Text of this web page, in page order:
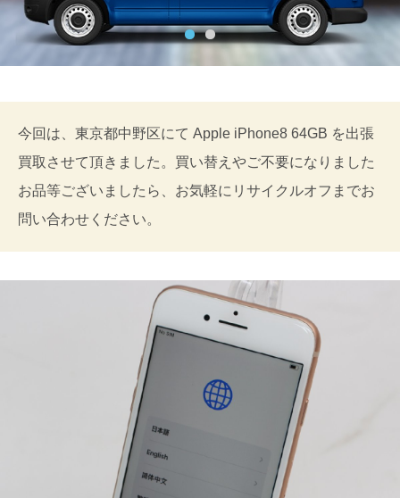
今回は、東京都中野区にて Apple iPhone8 64GB を出張
買取させて頂きました。買い替えやご不要になりました
お品等ございましたら、お気軽にリサイクルオフまでお
問い合わせください。